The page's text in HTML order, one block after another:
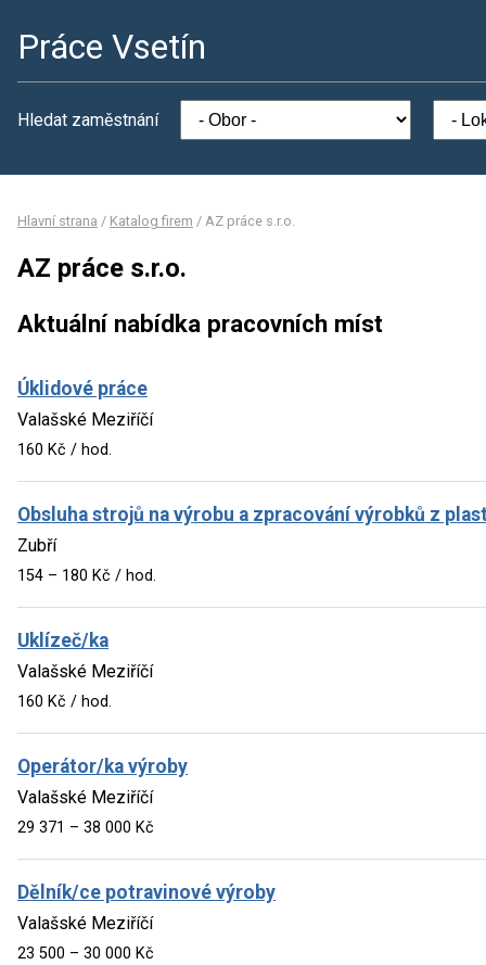
Práce Vsetín
Hledat zaměstnání
Hlavní strana / Katalog firem / AZ práce s.r.o.
AZ práce s.r.o.
Aktuální nabídka pracovních míst
Úklidové práce
Valašské Meziříčí
160 Kč / hod.
Obsluha strojů na výrobu a zpracování výrobků z
Zubří
154 – 180 Kč / hod.
Uklízeč/ka
Valašské Meziříčí
160 Kč / hod.
Operátor/ka výroby
Valašské Meziříčí
29 371 – 38 000 Kč
Dělník/ce potravinové výroby
Valašské Meziříčí
23 500 – 30 000 Kč